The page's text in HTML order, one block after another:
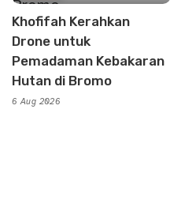
Khofifah Kerahkan
Drone untuk
Pemadaman Kebakaran
Hutan di Bromo
6 Aug 2026